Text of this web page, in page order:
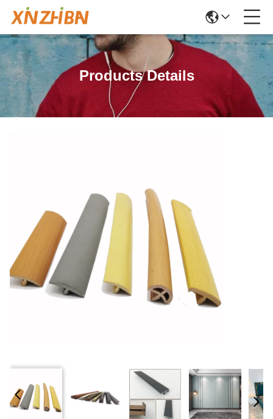
Products Details